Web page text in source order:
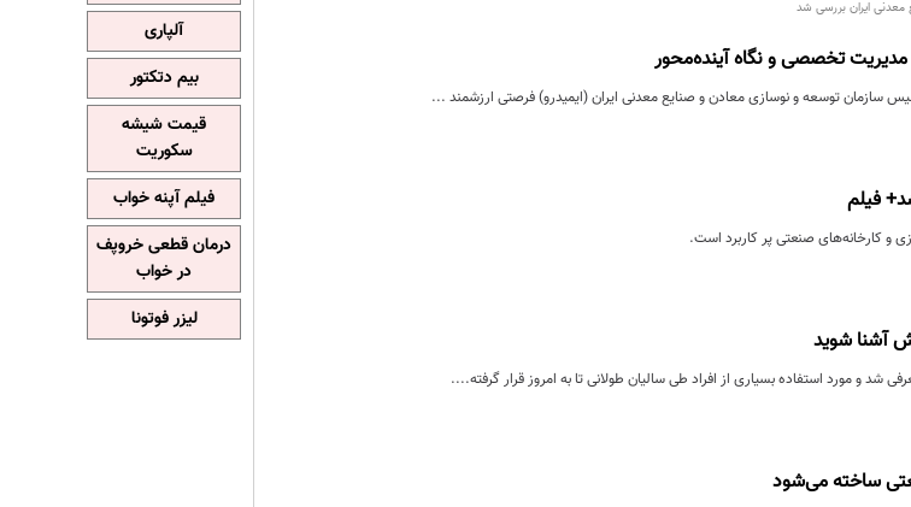
ایران بررسی شد
سازمان توسعه و نوسازی معادن و صنایع معدنی ایران (ایمیدرو) فرصتی ارزشمند ...
فیلم
آشنا شوید
شد و مورد استفاده بسیاری از افراد طی سالیان طولانی تا به امروز قرار گرفته....
آلپاری
بیم دتکتور
قیمت شیشه
سکوریت
فیلم آپنه خواب
درمان قطعی خروپف
در خواب
لیزر فوتونا